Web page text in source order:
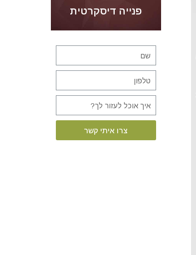
פנייה דיסקרטית
צרו איתי קשר